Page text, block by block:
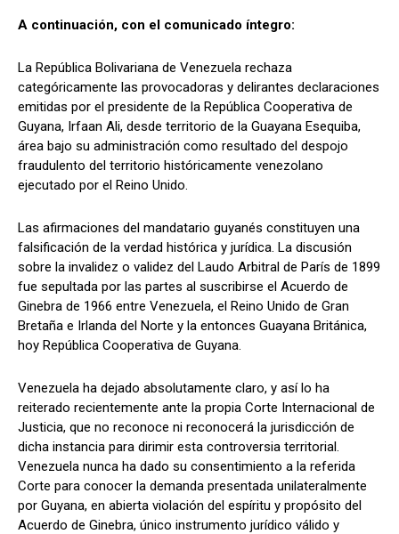
A continuación, con el comunicado íntegro:
La República Bolivariana de Venezuela rechaza
categóricamente las provocadoras y delirantes declaraciones
emitidas por el presidente de la República Cooperativa de
Guyana, Irfaan Ali, desde territorio de la Guayana Esequiba,
área bajo su administración como resultado del despojo
fraudulento del territorio históricamente venezolano
ejecutado por el Reino Unido.
Las afirmaciones del mandatario guyanés constituyen una
falsificación de la verdad histórica y jurídica. La discusión
sobre la invalidez o validez del Laudo Arbitral de París de 1899
fue sepultada por las partes al suscribirse el Acuerdo de
Ginebra de 1966 entre Venezuela, el Reino Unido de Gran
Bretaña e Irlanda del Norte y la entonces Guayana Británica,
hoy República Cooperativa de Guyana.
Venezuela ha dejado absolutamente claro, y así lo ha
reiterado recientemente ante la propia Corte Internacional de
Justicia, que no reconoce ni reconocerá la jurisdicción de
dicha instancia para dirimir esta controversia territorial.
Venezuela nunca ha dado su consentimiento a la referida
Corte para conocer la demanda presentada unilateralmente
por Guyana, en abierta violación del espíritu y propósito del
Acuerdo de Ginebra, único instrumento jurídico válido y